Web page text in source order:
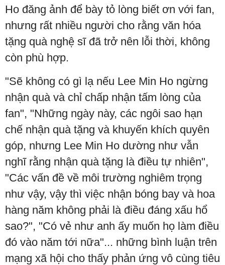
Ho đăng ảnh để bày tỏ lòng biết ơn với fan,
nhưng rất nhiều người cho rằng văn hóa
tặng quà nghệ sĩ đã trở nên lỗi thời, không
còn phù hợp.
"Sẽ không có gì lạ nếu Lee Min Ho ngừng
nhận quà và chỉ chấp nhận tấm lòng của
fan", "Những ngày này, các ngôi sao hạn
chế nhận quà tặng và khuyến khích quyên
góp, nhưng Lee Min Ho dường như vẫn
nghĩ rằng nhận quà tặng là điều tự nhiên",
"Các vấn đề về môi trường nghiêm trọng
như vậy, vậy thì việc nhận bóng bay và hoa
hàng năm không phải là điều đáng xấu hổ
sao?", "Có vẻ như anh ấy muốn họ làm điều
đó vào năm tới nữa"... những bình luận trên
mạng xã hội cho thấy phản ứng vô cùng tiêu